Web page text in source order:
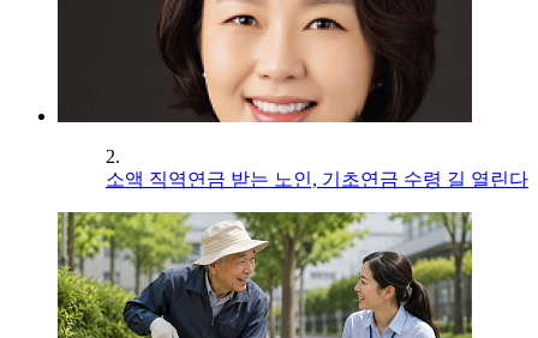
2.
소액 직역연금 받는 노인, 기초연금 수령 길 열린다